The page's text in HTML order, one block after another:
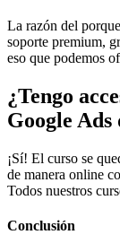
La razón del
soporte premium,
eso que podemos
¿Tengo
Google
¡Sí! El curso se
de manera online
Todos nuestros
Conclusión